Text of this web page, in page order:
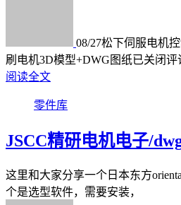
08/27松下伺服电机
刷电机3D模型+DWG图纸已关闭评
阅读全文
零件库
JSCC精研电机电子/
这里和大家分享一个日本东方
个是选型软件，需要安装，